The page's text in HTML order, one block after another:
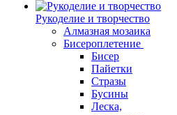
Рукоделие и творчество
Алмазная мозаика
Бисероплетение
Бисер
Пайетки
Стразы
Бусины
Леска,